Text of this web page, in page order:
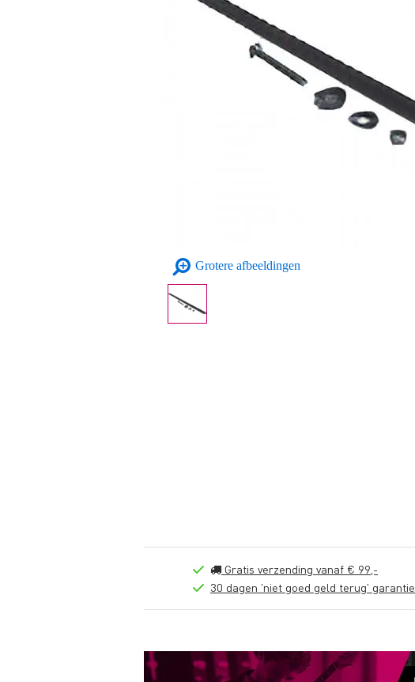
Grotere afbeeldingen
Gratis verzending vanaf € 99,-
30 dagen 'niet goed geld terug' garantie